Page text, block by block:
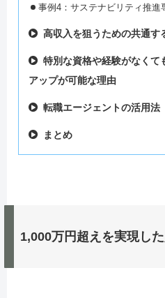
事例4：サステナビリティ推進
高収入を狙うための共通す
特別な資格や経験がなくて
アップが可能な理由
転職エージェントの活用法
まとめ
1,000万円超えを実現し